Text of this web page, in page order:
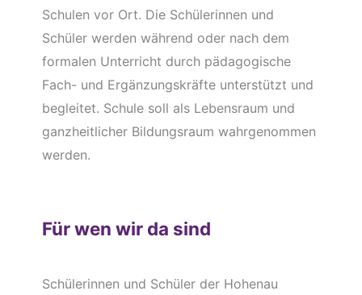
Schulen vor Ort. Die Schülerinnen und
Schüler werden während oder nach dem
formalen Unterricht durch pädagogische
Fach- und Ergänzungskräfte unterstützt und
begleitet. Schule soll als Lebensraum und
ganzheitlicher Bildungsraum wahrgenommen
werden.
Für wen wir da sind
Schülerinnen und Schüler der Hohenau